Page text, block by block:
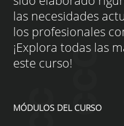
las necesidades
los profesionales
¡Explora todas las
este curso!
MÓDULOS DEL CURSO